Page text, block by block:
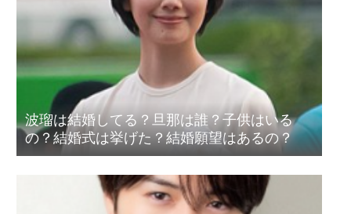
波瑠は結婚してる？旦那は誰？子供はいる
の？結婚式は挙げた？結婚願望はあるの？